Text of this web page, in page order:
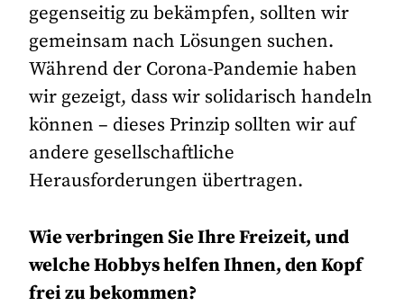
gegenseitig zu bekämpfen, sollten wir
gemeinsam nach Lösungen suchen.
Während der Corona-Pandemie haben
wir gezeigt, dass wir solidarisch handeln
können – dieses Prinzip sollten wir auf
andere gesellschaftliche
Herausforderungen übertragen.
Wie verbringen Sie Ihre Freizeit, und
welche Hobbys helfen Ihnen, den Kopf
frei zu bekommen?